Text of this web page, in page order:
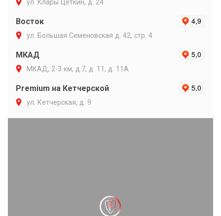
ул. Клары Цеткин, д. 24
Восток
ул. Большая Семеновская д. 42, стр. 4
МКАД
МКАД, 2-3 км, д.7, д. 11, д. 11А
Premium на Кетчерской
ул. Кетчерская, д. 9